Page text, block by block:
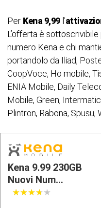
Per Kena 9,99l’
L’offerta è
numero Kena e chi
portandolo da Iliad,
CoopVoce, Ho mobile,
ENIA Mobile, Daily
Mobile, Green,
Plintron, Rabona, Spusu,
Kena 9.99 230GB
Nuovi Num...
★★★★★
★★★★★